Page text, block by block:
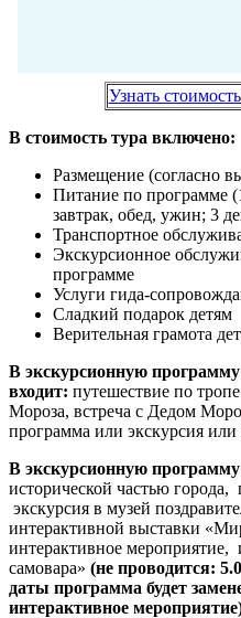
Узнать
В стоимость тура включено:
Размещение (согласно
Питание по программе
завтрак, обед, ужин; 3
Транспортное
Экскурсионное
программе
Услуги гида-
Сладкий подарок детям
Верительная грамота
В экскурсионную
входит: путешествие по
Мороза, встреча с Дедом
программа или экскурсия или
В экскурсионную программу
исторической частью города,
экскурсия в музей
интерактивной выставки
интерактивное мероприятие,
самовара» (не проводится:
даты программа будет
интерактивное